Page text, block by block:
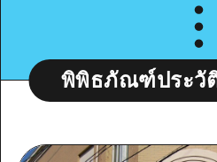
ภัณฑ์ประวัติศาสตร์โ